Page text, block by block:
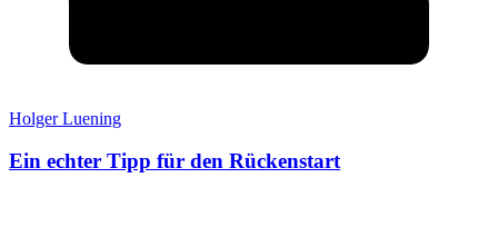
Holger Luening
Ein echter Tipp für den Rückenstart